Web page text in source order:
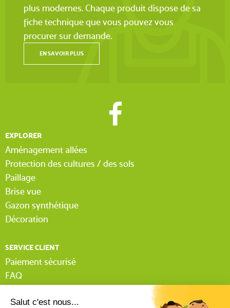
plus modernes. Chaque produit dispose de sa
fiche technique que vous pouvez vous
procurer sur demande.
EN SAVOIR PLUS
EXPLORER
Aménagement allées
Protection des cultures / des sols
Paillage
Brise vue
Gazon synthétique
Décoration
SERVICE CLIENT
Paiement sécurisé
FAQ
Lexique Tissnet